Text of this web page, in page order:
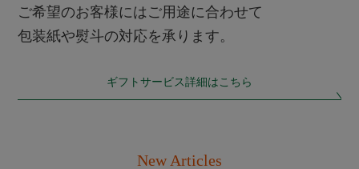
ご希望のお客様にはご用途に合わせて
包装紙や熨斗の対応を承ります。
ギフトサービス詳細はこちら